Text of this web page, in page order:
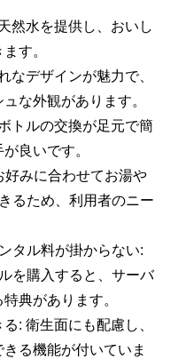
然水を提供し、おいし
す。
なデザインが魅力で、
な外観があります。
トルの交換が足元で簡
良いです。
みに合わせてお湯や
るため、利用者のニー
タル料が掛からない:
を購入すると、サーバ
典があります。
: 衛生面にも配慮し、
る機能が付いていま